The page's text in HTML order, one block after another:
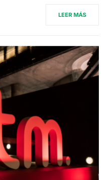
LEER MÁS